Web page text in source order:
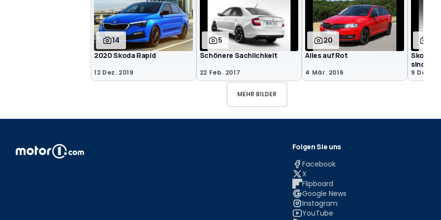
14
2020 Skoda Rapid
12 Dez. 2019
5
Schönere Sachlichkeit
22 Feb. 2017
20
Alles auf Rot
4 Mär. 2016
Skoda
sind da
9 Dez.
MEHR BILDER
Folgen Sie uns
Facebook
X
Flipboard
Google News
Instagram
YouTube